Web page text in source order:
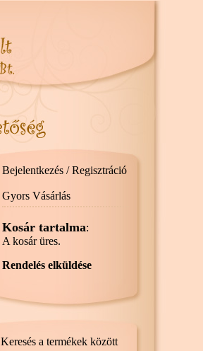
Bejelentkezés / Regisztráció
Gyors Vásárlás
Kosár tartalma:
A kosár üres.
Rendelés elküldése
Keresés a termékek között